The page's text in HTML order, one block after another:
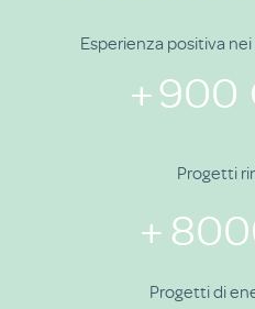
Esperienza positiva
+900
Progetti
+
Progetti di